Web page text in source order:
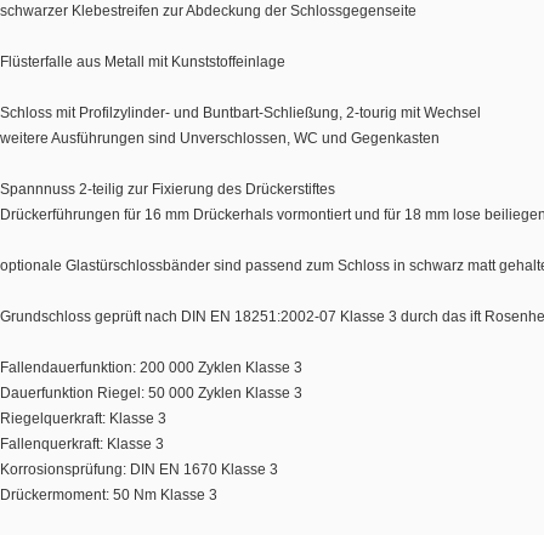
schwarzer Klebestreifen zur Abdeckung der Schlossgegenseite
Flüsterfalle aus Metall mit Kunststoffeinlage
Schloss mit Profilzylinder- und Buntbart-Schließung, 2-tourig mit Wechsel
weitere Ausführungen sind Unverschlossen, WC und Gegenkasten
Spannnuss 2-teilig zur Fixierung des Drückerstiftes
Drückerführungen für 16 mm Drückerhals vormontiert und für 18 mm lose
optionale Glastürschlossbänder sind passend zum Schloss in schwarz matt
Grundschloss geprüft nach DIN EN 18251:2002-07 Klasse 3 durch das ift
Fallendauerfunktion: 200 000 Zyklen Klasse 3
Dauerfunktion Riegel: 50 000 Zyklen Klasse 3
Riegelquerkraft: Klasse 3
Fallenquerkraft: Klasse 3
Korrosionsprüfung: DIN EN 1670 Klasse 3
Drückermoment: 50 Nm Klasse 3